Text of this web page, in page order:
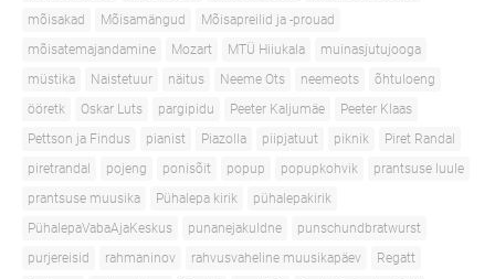
mõisakad
Mõisamängud
Mõisapreilid ja -prouad
mõisatemajandamine
Mozart MTÜ Hiiukala
muinasjutujooga
müstika
Naistetuur näitus Neeme Ots neemeots
õhtuloeng
ööretk
Oskar Luts pargipidu Peeter Kaljumäe
Peeter Klaas
Pettson ja Findus
pianist Piazolla piipjatuut piknik
Piret Randal
piretrandal
pojeng ponisõit popup popupkohvik
prantsuse luule
prantsuse muusika
Pühalepa kirik
pühalepakirik
PühalepaVabaAjaKeskus
punanejakuldne
punschundbratwurst
purjereisid
rahmaninov rahvusvaheline muusikapäev
Regatt